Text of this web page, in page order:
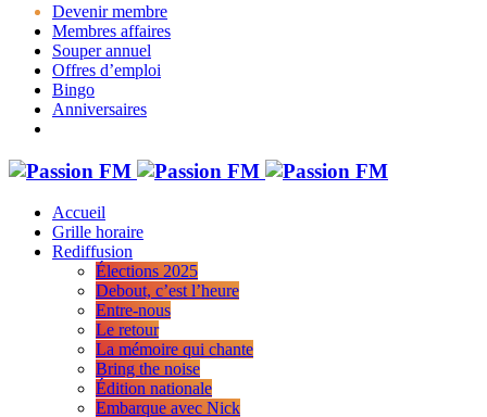
Devenir membre
Membres affaires
Souper annuel
Offres d’emploi
Bingo
Anniversaires
Accueil
Grille horaire
Rediffusion
Élections 2025
Debout, c’est l’heure
Entre-nous
Le retour
La mémoire qui chante
Bring the noise
Édition nationale
Embarque avec Nick